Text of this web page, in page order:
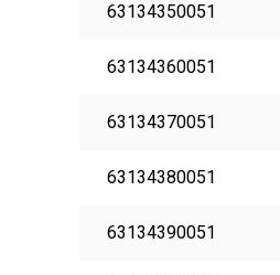
63134350051
63134360051
63134370051
63134380051
63134390051